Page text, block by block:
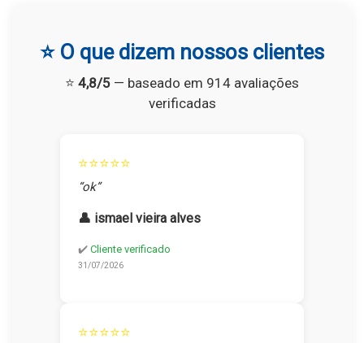
⭐ O que dizem nossos clientes
⭐ 4,8/5 — baseado em 914 avaliações
verificadas
⭐⭐⭐⭐⭐
“ok”
👤 ismael vieira alves
✔️ Cliente verificado
31/07/2026
⭐⭐⭐⭐⭐